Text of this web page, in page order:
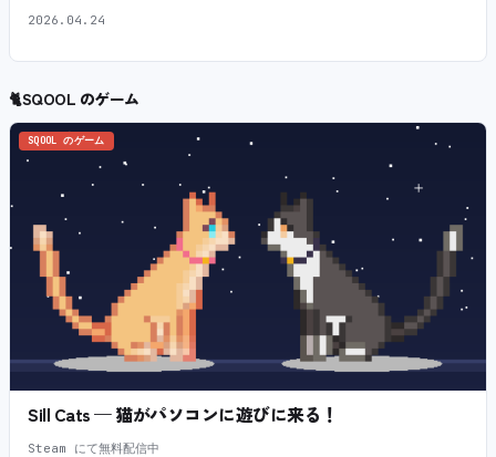
2026.04.24
🐈SQOOL のゲーム
SQOOL のゲーム
Sill Cats — 猫がパソコンに遊びに来る！
Steam にて無料配信中